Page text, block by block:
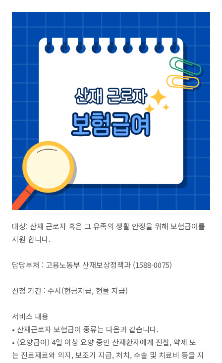
대상: 산재 근로자 혹은 그 유족의 생활 안정을 위해 보험급여를
지원 합니다.
담당부처 : 고용노동부 산재보상정책과 (1588-0075)
신청 기간 : 수시(현금지급, 현물 지급)
서비스 내용
• 산재근로자 보험급여 종류는 다음과 같습니다.
• (요양급여) 4일 이상 요양 중인 산재환자에게 진찰, 약제 또
는 진료재료와 의지, 보조기 지급, 처치, 수술 및 치료비 등을 지